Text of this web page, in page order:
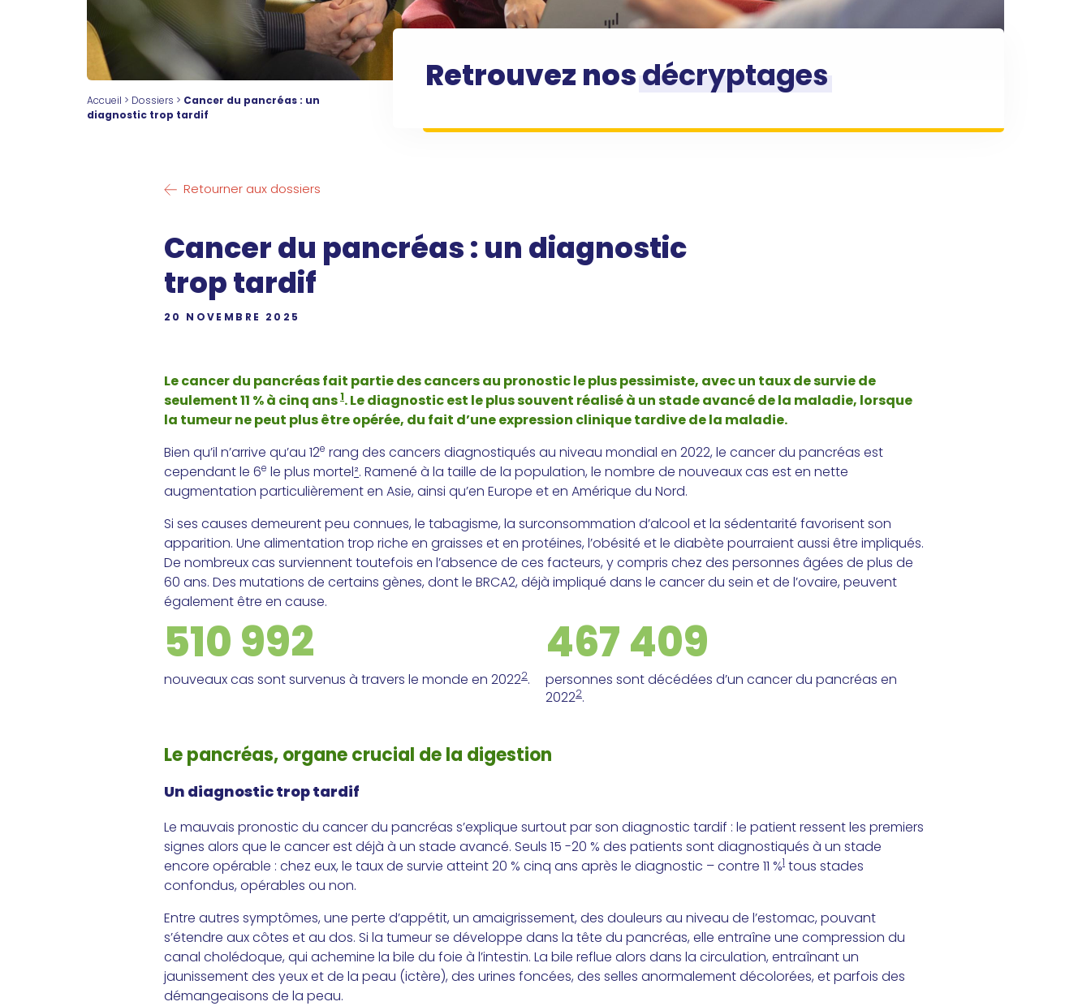
Retrouvez nosdécryptages
Accueil > Dossiers > Cancer du pancréas : un
diagnostic trop tardif
Retourner aux dossiers
Cancer du pancréas : un diagnostic
trop tardif
20 NOVEMBRE 2025
Le cancer du pancréas fait partie des cancers au pronostic le plus pessimiste, avec un taux de survie de
seulement 11 % à cinq ans1. Le diagnostic est le plus souvent réalisé à un stade avancé de la maladie, lorsque
la tumeur ne peut plus être opérée, du fait d’une expression clinique tardive de la maladie.
Bien qu’il n’arrive qu’au 12e rang des cancers diagnostiqués au niveau mondial en 2022, le cancer du pancréas est
cependant le 6e le plus mortel². Ramené à la taille de la population, le nombre de nouveaux cas est en nette
augmentation particulièrement en Asie, ainsi qu’en Europe et en Amérique du Nord.
Si ses causes demeurent peu connues, le tabagisme, la surconsommation d’alcool et la sédentarité favorisent son
apparition. Une alimentation trop riche en graisses et en protéines, l’obésité et le diabète pourraient aussi être impliqués.
De nombreux cas surviennent toutefois en l’absence de ces facteurs, y compris chez des personnes âgées de plus de
60 ans. Des mutations de certains gènes, dont le BRCA2, déjà impliqué dans le cancer du sein et de l’ovaire, peuvent
également être en cause.
510 992
nouveaux cas sont survenus à travers le monde en 20222.
467 409
personnes sont décédées d’un cancer du pancréas en
20222.
Le pancréas, organe crucial de la digestion
Un diagnostic trop tardif
Le mauvais pronostic du cancer du pancréas s’explique surtout par son diagnostic tardif : le patient ressent les premiers
signes alors que le cancer est déjà à un stade avancé. Seuls 15 -20 % des patients sont diagnostiqués à un stade
encore opérable : chez eux, le taux de survie atteint 20 % cinq ans après le diagnostic – contre 11 %1 tous stades
confondus, opérables ou non.
Entre autres symptômes, une perte d’appétit, un amaigrissement, des douleurs au niveau de l’estomac, pouvant
s’étendre aux côtes et au dos. Si la tumeur se développe dans la tête du pancréas, elle entraîne une compression du
canal cholédoque, qui achemine la bile du foie à l’intestin. La bile reflue alors dans la circulation, entraînant un
jaunissement des yeux et de la peau (ictère), des urines foncées, des selles anormalement décolorées, et parfois des
démangeaisons de la peau.